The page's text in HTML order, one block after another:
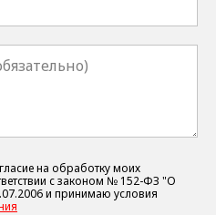
на обработку моих
с законом № 152-ФЗ "О
и принимаю условия